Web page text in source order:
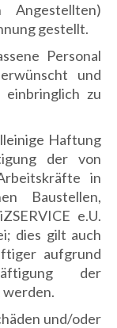
gestellt.
Personal
und
zu
Haftung
der von
in
Baustellen,
e.U.
dies gilt auch
aufgrund
der
und/oder